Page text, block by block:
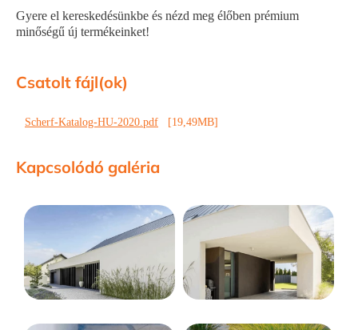
Gyere el kereskedésünkbe és nézd meg élőben prémium
minőségű új termékeinket!
Csatolt fájl(ok)
Scherf-Katalog-HU-2020.pdf [19,49MB]
Kapcsolódó galéria